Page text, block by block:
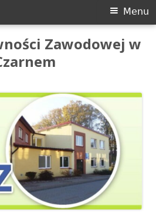
Zawodowej w
Menu